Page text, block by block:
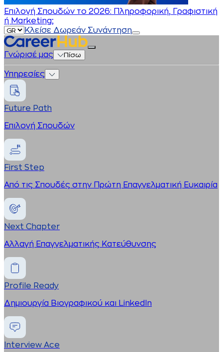
Επιλογή Σπουδών το 2026: Πληροφορική, Γραφιστική
ή Marketing;
Κλείσε Δωρεάν Συνάντηση
Γνώρισέ μας Πίσω
Υπηρεσίες
Future Path
Επιλογή Σπουδών
First Step
Από τις Σπουδές στην Πρώτη Επαγγελματική Ευκαιρία
Next Chapter
Αλλαγή Επαγγελματικής Κατεύθυνσης
Profile Ready
Δημιουργία Βιογραφικού και LinkedIn
Interview Ace